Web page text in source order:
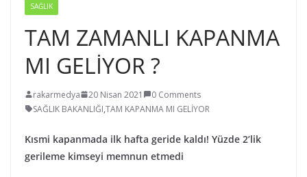
SAĞLIK
TAM ZAMANLI KAPANMA
MI GELİYOR ?
rakarmedya 20 Nisan 2021
0 Comments
SAĞLIK BAKANLIĞI,TAM KAPANMA MI GELİYOR
Kısmi kapanmada ilk hafta geride kaldı! Yüzde 2’lik
gerileme kimseyi memnun etmedi